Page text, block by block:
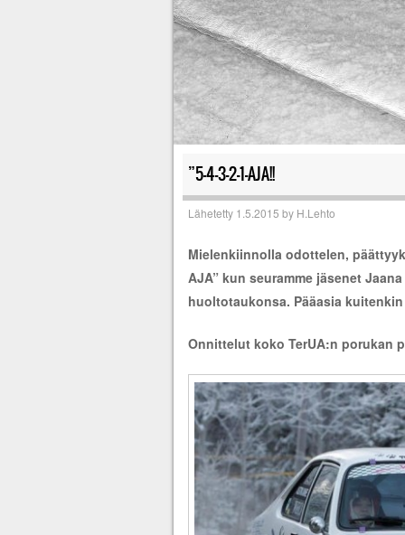
”5-4-3-2-1-AJA!!
Lähetetty 1.5.2015 by H.Lehto
Mielenkiinnolla odottelen,
AJA” kun seuramme jäsenet
huoltotaukonsa. Pääasia
Onnittelut koko TerUA:n porukan